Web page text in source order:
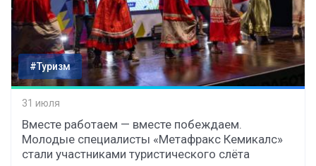
#Туризм
31 июля
Вместе работаем — вместе побеждаем.
Молодые специалисты «Метафракс Кемикалс»
стали участниками туристического слёта